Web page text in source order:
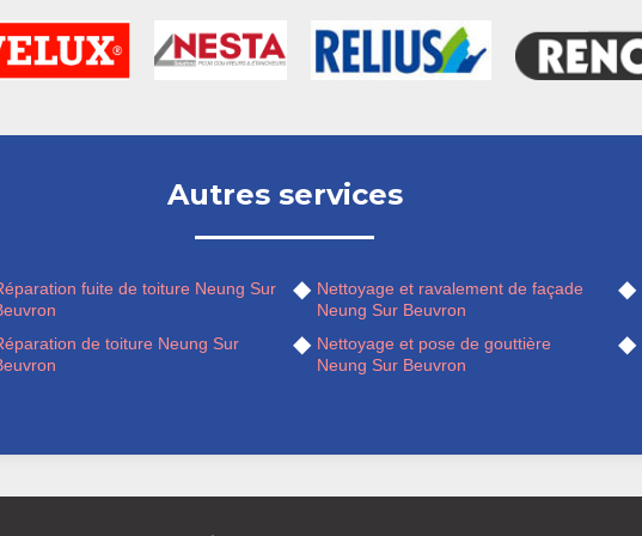
Autres services
fuite de toiture Neung Sur
de toiture Neung Sur
Nettoyage et ravalement de façade
Neung Sur Beuvron
Nettoyage et pose de gouttière
Neung Sur Beuvron